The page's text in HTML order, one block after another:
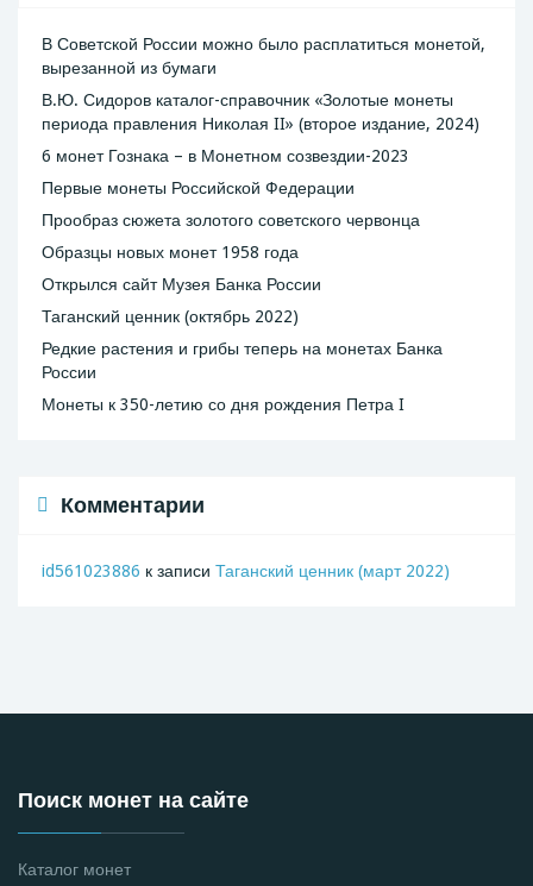
В Советской России можно было расплатиться монетой,
вырезанной из бумаги
В.Ю. Сидоров каталог-справочник «Золотые монеты
периода правления Николая II» (второе издание, 2024)
6 монет Гознака – в Монетном созвездии-2023
Первые монеты Российской Федерации
Прообраз сюжета золотого советского червонца
Образцы новых монет 1958 года
Открылся сайт Музея Банка России
Таганский ценник (октябрь 2022)
Редкие растения и грибы теперь на монетах Банка
России
Монеты к 350-летию со дня рождения Петра I
Комментарии
id561023886 к записи Таганский ценник (март 2022)
Поиск монет на сайте
Каталог монет